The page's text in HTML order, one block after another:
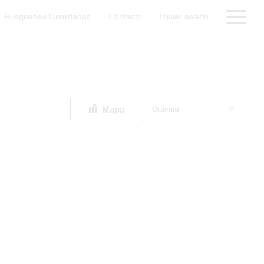
Búsquedas Guardadas Contacto Iniciar sesión
Mapa Ordenar